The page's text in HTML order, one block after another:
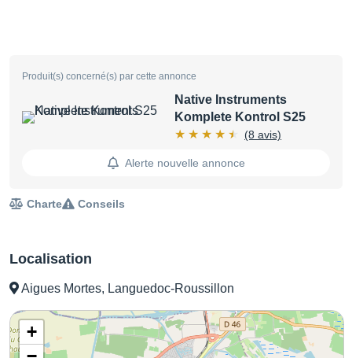
Localisation
Aigues Mortes, Languedoc-Roussillon
+
Produit(s) concerné(s) par cette annonce
Native Instruments
Komplete Kontrol S25
(8 avis)
Alerte nouvelle annonce
Charte Conseils